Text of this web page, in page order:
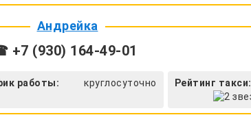
Андрейка
+7 (930) 164-49-01
работы: круглосуточно Рейтинг такси: